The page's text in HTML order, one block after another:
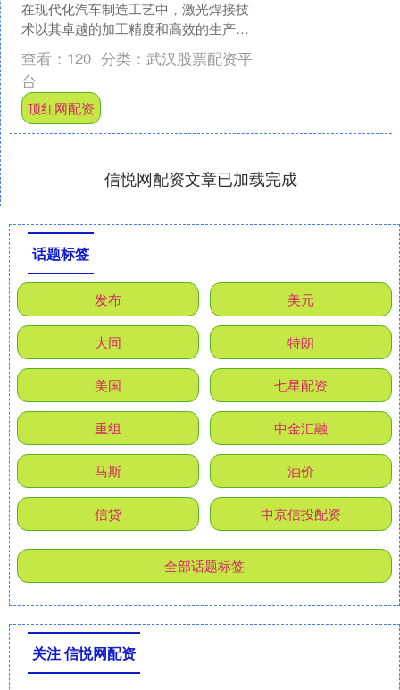
在现代化汽车制造工艺中，激光焊接技
术以其卓越的加工精度和高效的生产效
率，已成为车身框架类部件连接工艺的
首选方案。经行业实测数....
查看： 120 分类： 武汉股票配资平
台
顶红网配资
信悦网配资文章已加载完成
话题标签
发布 美元
大同 特朗
美国 七星配资
重组 中金汇融
马斯 油价
信贷 中京信投配资
全部话题标签
关注 信悦网配资